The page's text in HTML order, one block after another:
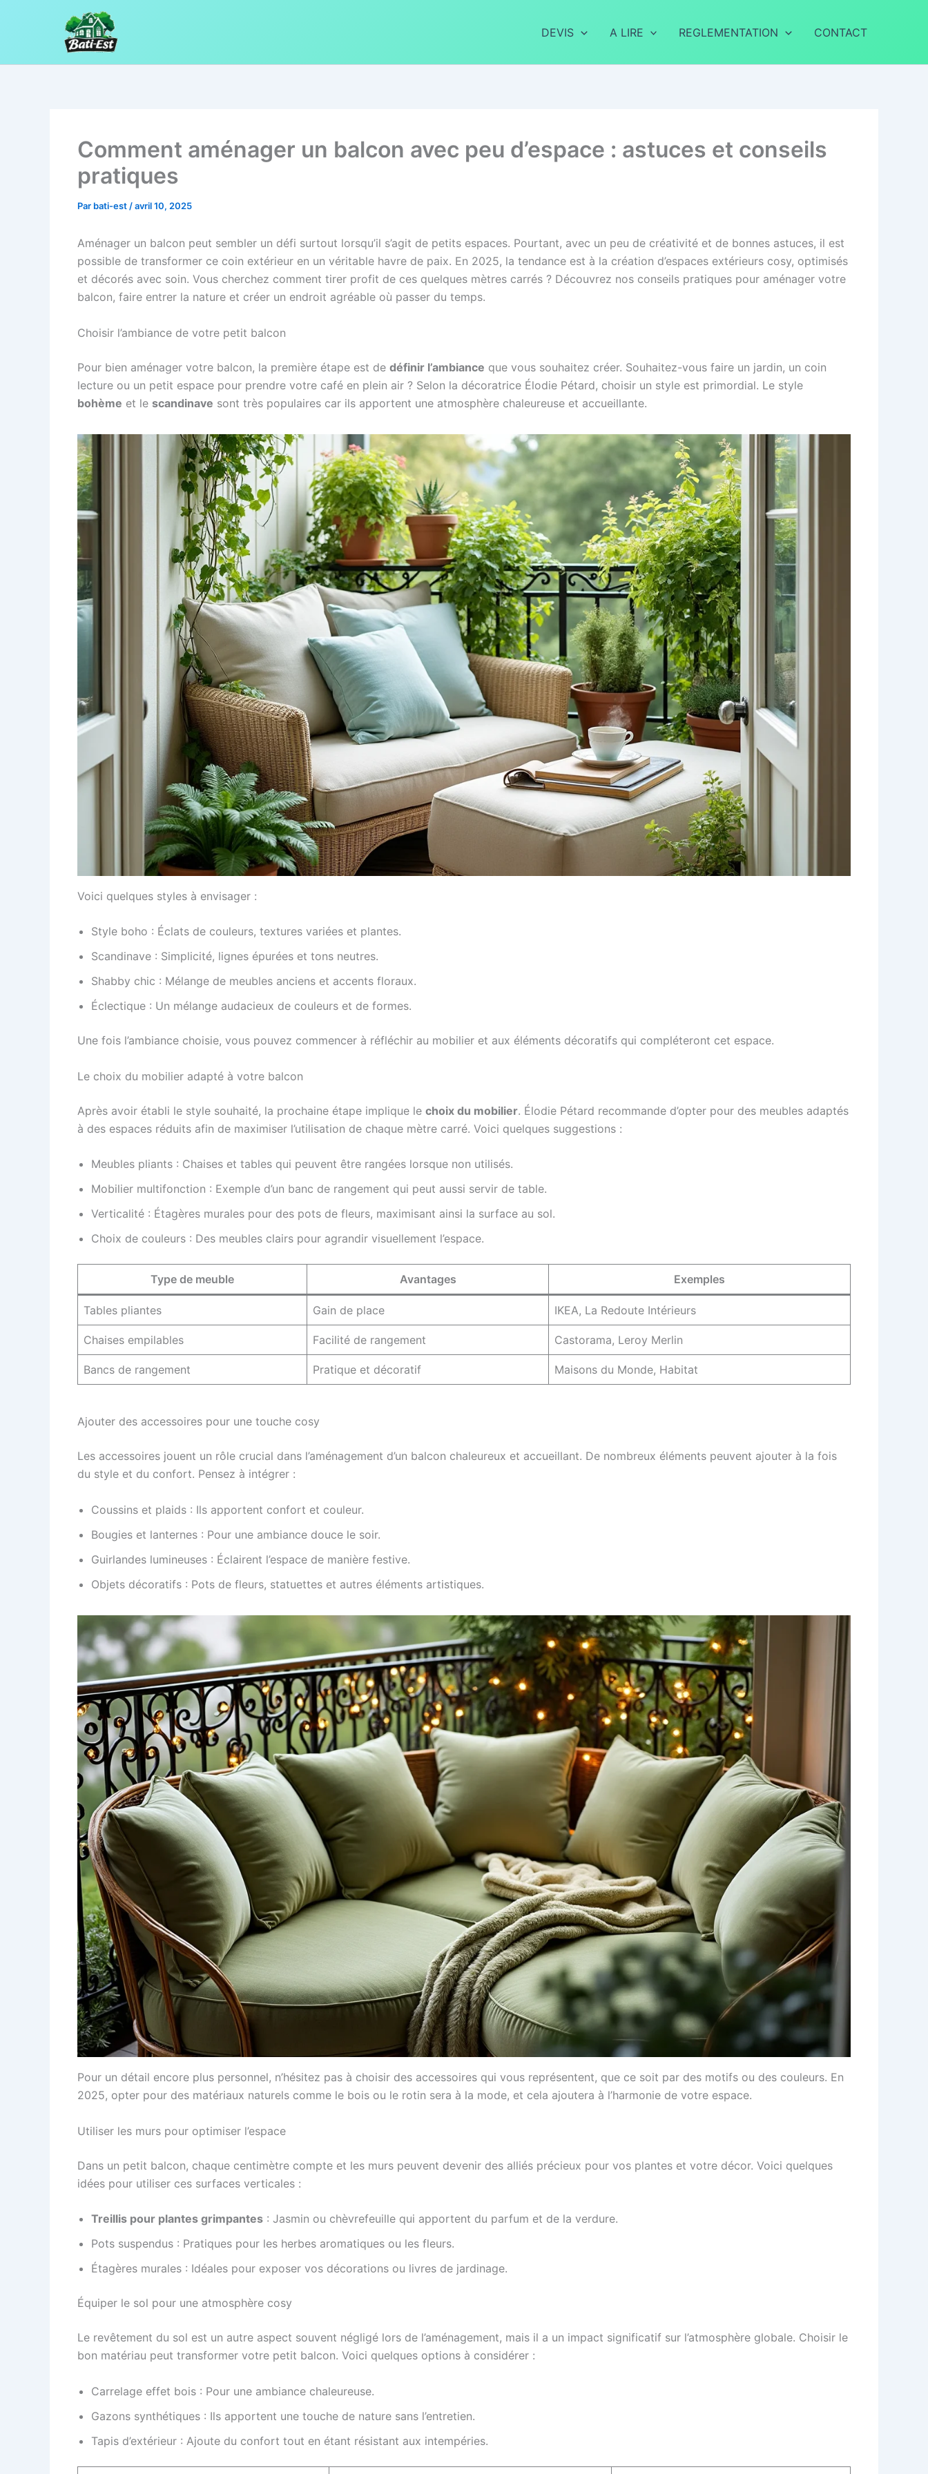
DEVIS A LIRE REGLEMENTATION CONTACT
Comment aménager un balcon avec peu d’espace : astuces et conseils
pratiques
Par bati-est /avril 10, 2025
Aménager un balcon peut sembler un défi surtout lorsqu’il s’agit de petits espaces. Pourtant, avec un peu de créativité et de bonnes astuces, il est
possible de transformer ce coin extérieur en un véritable havre de paix. En 2025, la tendance est à la création d’espaces extérieurs cosy, optimisés
et décorés avec soin. Vous cherchez comment tirer profit de ces quelques mètres carrés ? Découvrez nos conseils pratiques pour aménager votre
balcon, faire entrer la nature et créer un endroit agréable où passer du temps.
Choisir l’ambiance de votre petit balcon
Pour bien aménager votre balcon, la première étape est de définir l’ambiance que vous souhaitez créer. Souhaitez-vous faire un jardin, un coin
lecture ou un petit espace pour prendre votre café en plein air ? Selon la décoratrice Élodie Pétard, choisir un style est primordial. Le style
bohème et le scandinave sont très populaires car ils apportent une atmosphère chaleureuse et accueillante.
Voici quelques styles à envisager :
Style boho : Éclats de couleurs, textures variées et plantes.
Scandinave : Simplicité, lignes épurées et tons neutres.
Shabby chic : Mélange de meubles anciens et accents floraux.
Éclectique : Un mélange audacieux de couleurs et de formes.
Une fois l’ambiance choisie, vous pouvez commencer à réfléchir au mobilier et aux éléments décoratifs qui compléteront cet espace.
Le choix du mobilier adapté à votre balcon
Après avoir établi le style souhaité, la prochaine étape implique le choix du mobilier. Élodie Pétard recommande d’opter pour des meubles adaptés
à des espaces réduits afin de maximiser l’utilisation de chaque mètre carré. Voici quelques suggestions :
Meubles pliants : Chaises et tables qui peuvent être rangées lorsque non utilisés.
Mobilier multifonction : Exemple d’un banc de rangement qui peut aussi servir de table.
Verticalité : Étagères murales pour des pots de fleurs, maximisant ainsi la surface au sol.
Choix de couleurs : Des meubles clairs pour agrandir visuellement l’espace.
Type de meuble Avantages Exemples
Tables pliantes Gain de place IKEA, La Redoute Intérieurs
Chaises empilables Facilité de rangement Castorama, Leroy Merlin
Bancs de rangement Pratique et décoratif Maisons du Monde, Habitat
Ajouter des accessoires pour une touche cosy
Les accessoires jouent un rôle crucial dans l’aménagement d’un balcon chaleureux et accueillant. De nombreux éléments peuvent ajouter à la fois
du style et du confort. Pensez à intégrer :
Coussins et plaids : Ils apportent confort et couleur.
Bougies et lanternes : Pour une ambiance douce le soir.
Guirlandes lumineuses : Éclairent l’espace de manière festive.
Objets décoratifs : Pots de fleurs, statuettes et autres éléments artistiques.
Pour un détail encore plus personnel, n’hésitez pas à choisir des accessoires qui vous représentent, que ce soit par des motifs ou des couleurs. En
2025, opter pour des matériaux naturels comme le bois ou le rotin sera à la mode, et cela ajoutera à l’harmonie de votre espace.
Utiliser les murs pour optimiser l’espace
Dans un petit balcon, chaque centimètre compte et les murs peuvent devenir des alliés précieux pour vos plantes et votre décor. Voici quelques
idées pour utiliser ces surfaces verticales :
Treillis pour plantes grimpantes : Jasmin ou chèvrefeuille qui apportent du parfum et de la verdure.
Pots suspendus : Pratiques pour les herbes aromatiques ou les fleurs.
Étagères murales : Idéales pour exposer vos décorations ou livres de jardinage.
Équiper le sol pour une atmosphère cosy
Le revêtement du sol est un autre aspect souvent négligé lors de l’aménagement, mais il a un impact significatif sur l’atmosphère globale. Choisir le
bon matériau peut transformer votre petit balcon. Voici quelques options à considérer :
Carrelage effet bois : Pour une ambiance chaleureuse.
Gazons synthétiques : Ils apportent une touche de nature sans l’entretien.
Tapis d’extérieur : Ajoute du confort tout en étant résistant aux intempéries.